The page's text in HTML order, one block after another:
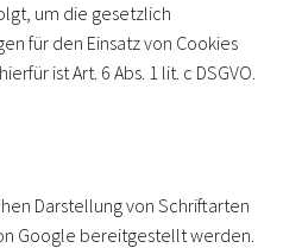
um die gesetzlich
für den Einsatz von Cookies
ist Art. 6 Abs. 1 lit. c DSGVO.
Darstellung von Schriftarten
Google bereitgestellt werden.